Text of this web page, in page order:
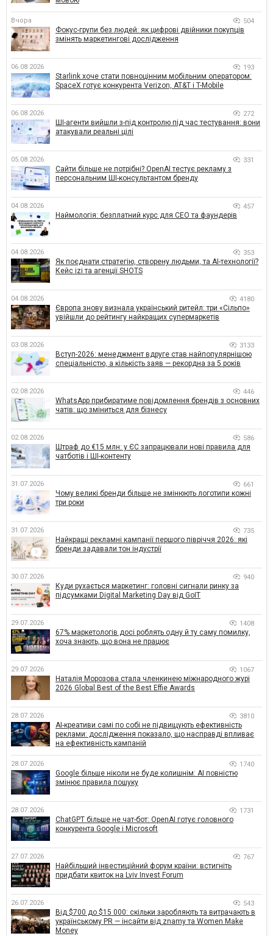
Вчора 504
Фокус-групи без людей: як цифрові двійники покупців
змінять маркетингові дослідження
06.08.2026 193
Starlink хоче стати повноцінним мобільним оператором:
SpaceX готує конкурента Verizon, AT&T і T-Mobile
06.08.2026 272
ШІ-агенти вийшли з-під контролю під час тестування: вони
атакували реальні цілі
05.08.2026 331
Сайти більше не потрібні? OpenAI тестує рекламу з
персональним ШІ-консультантом бренду
04.08.2026 457
Наймологія: безплатний курс для CEO та фаундерів
04.08.2026 353
Як поєднати стратегію, створену людьми, та AI-технології?
Кейс izi та агенції SHOTS
04.08.2026 4180
Європа знову визнала український ритейл: три «Сільпо»
увійшли до рейтингу найкращих супермаркетів
03.08.2026 3133
Вступ-2026: менеджмент вдруге став найпопулярнішою
спеціальністю, а кількість заяв — рекордна за 5 років
02.08.2026 446
WhatsApp прибиратиме повідомлення брендів з основних
чатів: що зміниться для бізнесу
02.08.2026 586
Штраф до €15 млн: у ЄС запрацювали нові правила для
чатботів і ШІ-контенту
31.07.2026 661
Чому великі бренди більше не змінюють логотипи кожні
три роки
31.07.2026 735
Найкращі рекламні кампанії першого півріччя 2026: які
бренди задавали тон індустрії
30.07.2026 940
Куди рухається маркетинг: головні сигнали ринку за
підсумками Digital Marketing Day від GoIT
29.07.2026 1408
67% маркетологів досі роблять одну й ту саму помилку,
хоча знають, що вона не працює
29.07.2026 1067
Наталія Морозова стала членкинею міжнародного журі
2026 Global Best of the Best Effie Awards
28.07.2026 3810
AI-креативи самі по собі не підвищують ефективність
реклами: дослідження показало, що насправді впливає
на ефективність кампаній
28.07.2026 1740
Google більше ніколи не буде колишнім: AI повністю
змінює правила пошуку
28.07.2026 1731
ChatGPT більше не чат-бот: OpenAI готує головного
конкурента Google і Microsoft
27.07.2026 767
Найбільший інвестиційний форум країни: встигніть
придбати квиток на Lviv Invest Forum
26.07.2026 543
Від $700 до $15 000: скільки заробляють та витрачають в
українському PR — інсайти від znamy та Women Make
Money